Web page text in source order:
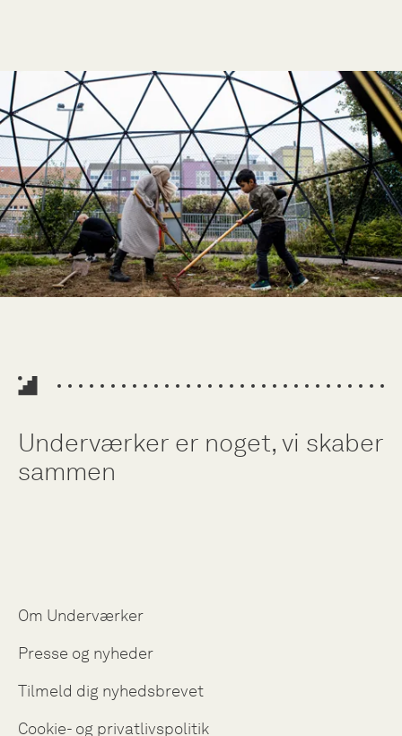
Underværker er noget, vi skaber
sammen
Om Underværker
Presse og nyheder
Tilmeld dig nyhedsbrevet
Cookie- og privatlivspolitik